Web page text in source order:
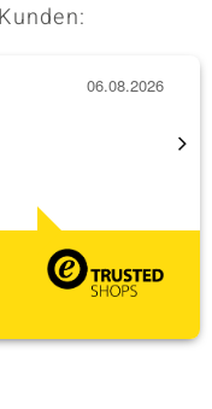
06.08.2026
Top